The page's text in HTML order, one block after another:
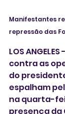
Manifestantes
repressão das
LOS
contra as
do
espalham
na quarta-
presença da